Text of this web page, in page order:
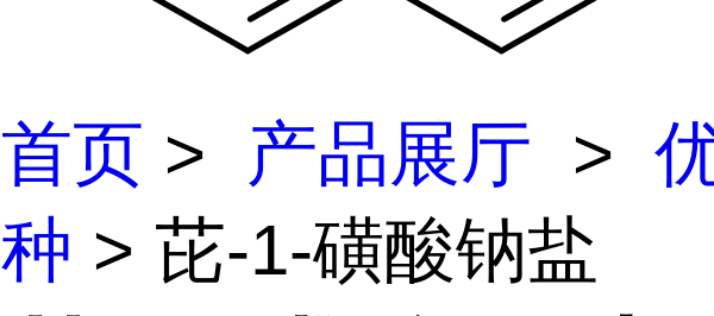
首页 > 产品展厅 >
种 > 芘-1-磺酸钠盐